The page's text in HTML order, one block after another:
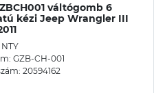
váltógomb 6
kézi Jeep Wrangler III
GZB-CH-001
20594162